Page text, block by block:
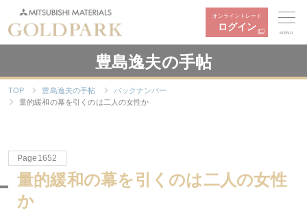
オンライントレード
ログイン
MENU
豊島逸夫の手帖
TOP 豊島逸夫の手帖
バックナンバー
量的緩和の幕を引くのは二人の女性か
Page1652
量的緩和の幕を引くのは二人の女性
か